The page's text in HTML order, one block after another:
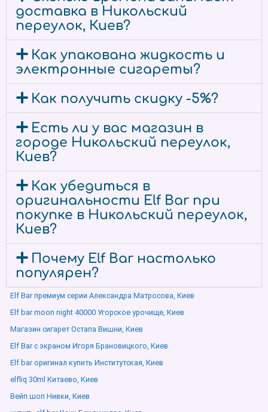
доставка в Никольский
переулок, Киев?
Как упакована жидкость и
электронные сигареты?
Как получить скидку -5%?
Есть ли у вас магазин в
городе Никольский переулок,
Киев?
Как убедиться в
оригинальности Elf Bar при
покупке в Никольский переулок,
Киев?
Почему Elf Bar настолько
популярен?
Elf Bar премиум серии Александра Матросова, Киев
Elf bar moon night 40000 Угорское урочище, Киев
Магазин сигарет Остапа Вишни, Киев
Elf Bar с экраном Игоря Брановицкого, Киев
Elf bar оригинал купить Институтская, Киев
elfliq 30ml Китаево, Киев
Вейп шоп Нивки, Киев